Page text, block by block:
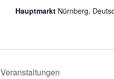
Hauptmarkt Nürnberg,
Veranstaltungen